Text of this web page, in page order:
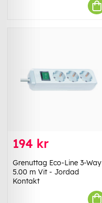
194 kr
Grenuttag Eco-Line 3-Way
5.00 m Vit - Jordad
Kontakt